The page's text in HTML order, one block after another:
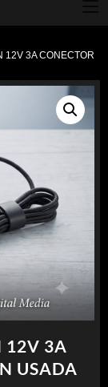
12V 3A CONECTOR
12V 3A
USADA